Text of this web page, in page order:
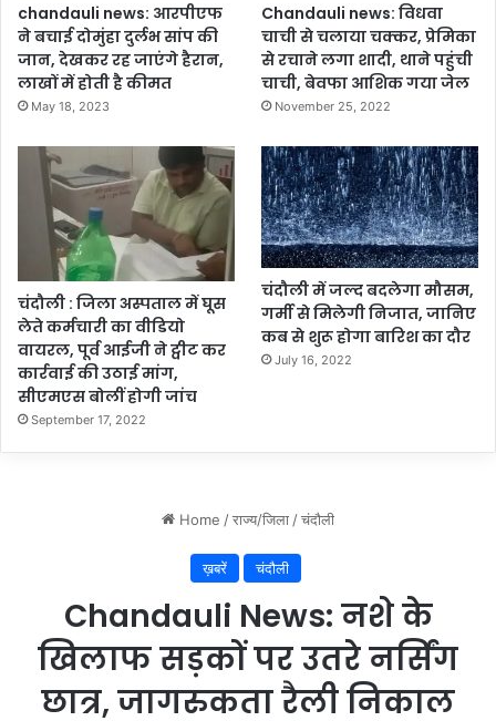
chandauli news: आरपीएफ
ने बचाई दोमुंहा दुर्लभ सांप की
जान, देखकर रह जाएंगे हैरान,
लाखों में होती है कीमत
May 18, 2023
Chandauli news: विधवा
चाची से चलाया चक्कर, प्रेमिका
से रचाने लगा शादी, थाने पहुंची
चाची, बेवफा आशिक गया जेल
November 25, 2022
चंदौली : जिला अस्पताल में घूस
लेते कर्मचारी का वीडियो
वायरल, पूर्व आईजी ने ट्वीट कर
कार्रवाई की उठाई मांग,
सीएमएस बोलीं होगी जांच
September 17, 2022
चंदौली में जल्द बदलेगा मौसम,
गर्मी से मिलेगी निजात, जानिए
कब से शुरू होगा बारिश का दौर
July 16, 2022